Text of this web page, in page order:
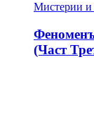
Мистерии
(Част